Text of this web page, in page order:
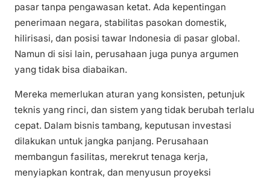
pasar tanpa pengawasan ketat. Ada kepentingan
penerimaan negara, stabilitas pasokan domestik,
hilirisasi, dan posisi tawar Indonesia di pasar global.
Namun di sisi lain, perusahaan juga punya argumen
yang tidak bisa diabaikan.
Mereka memerlukan aturan yang konsisten, petunjuk
teknis yang rinci, dan sistem yang tidak berubah terlalu
cepat. Dalam bisnis tambang, keputusan investasi
dilakukan untuk jangka panjang. Perusahaan
membangun fasilitas, merekrut tenaga kerja,
menyiapkan kontrak, dan menyusun proyeksi